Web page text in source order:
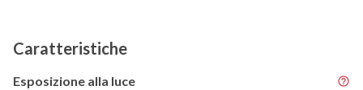
Caratteristiche
Esposizione alla luce